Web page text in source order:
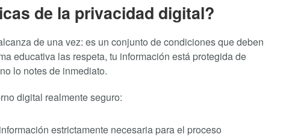
de la privacidad digital?
de una vez: es un conjunto de condiciones que deben
educativa las respeta, tu información está protegida de
lo notes de inmediato.
digital realmente seguro:
estrictamente necesaria para el proceso